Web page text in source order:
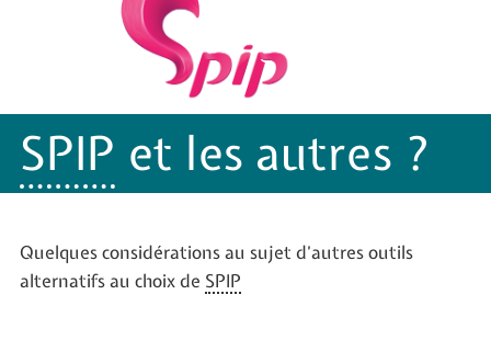
SPIP et les autres ?
Quelques considérations au sujet d’autres outils
alternatifs au choix de SPIP